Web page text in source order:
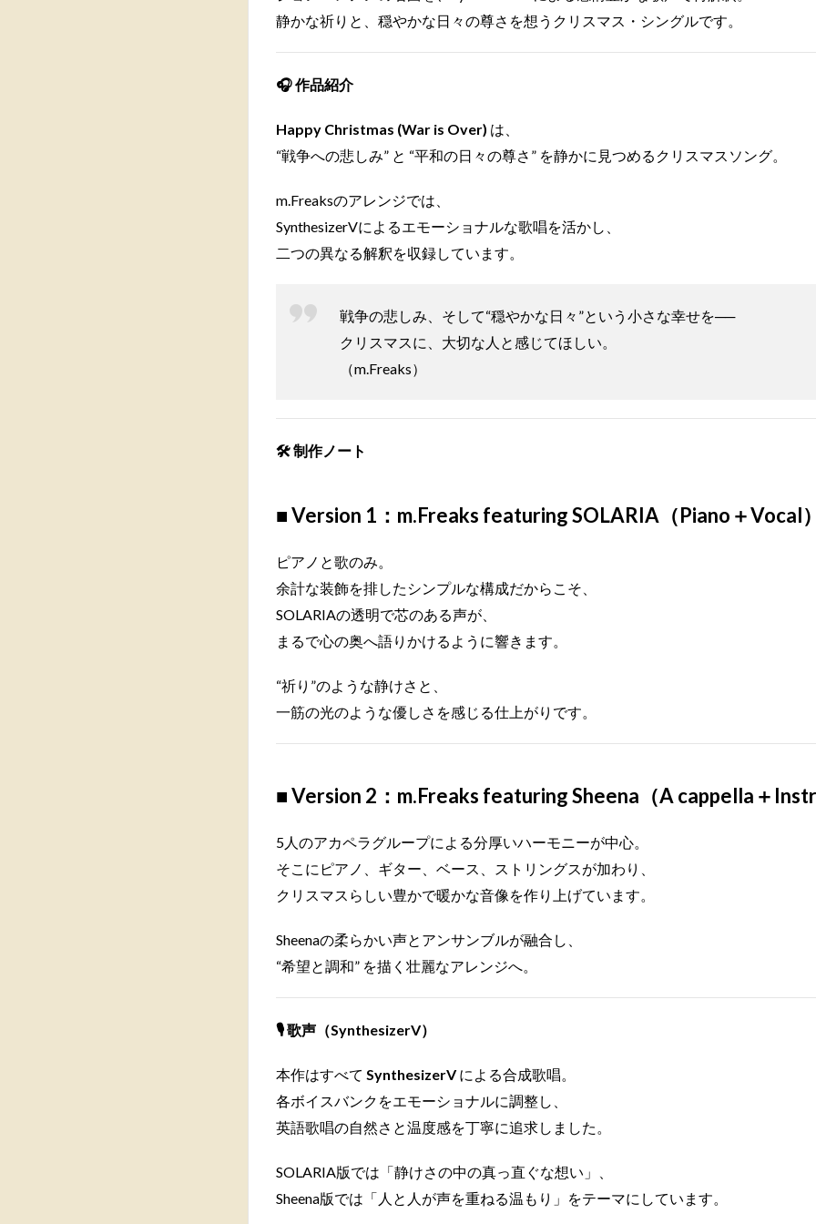
静かな祈りと、穏やかな日々の尊さを想うクリスマス・シングルです。
🎧作品紹介
Happy Christmas (War is Over) は、
“戦争への悲しみ” と “平和の日々の尊さ” を静かに見つめるクリスマスソング。
m.Freaksのアレンジでは、
SynthesizerVによるエモーショナルな歌唱を活かし、
二つの異なる解釈を収録しています。
戦争の悲しみ、そして“穏やかな日々”という小さな幸せを──
クリスマスに、大切な人と感じてほしい。
（m.Freaks）
🛠制作ノート
■Version 1：m.Freaks featuring SOLARIA（Piano＋Vocal）
ピアノと歌のみ。
余計な装飾を排したシンプルな構成だからこそ、
SOLARIAの透明で芯のある声が、
まるで心の奥へ語りかけるように響きます。
“祈り”のような静けさと、
一筋の光のような優しさを感じる仕上がりです。
■Version 2：m.Freaks featuring Sheena（A cappella＋
5人のアカペラグループによる分厚いハーモニーが中心。
そこにピアノ、ギター、ベース、ストリングスが加わり、
クリスマスらしい豊かで暖かな音像を作り上げています。
Sheenaの柔らかい声とアンサンブルが融合し、
“希望と調和” を描く壮麗なアレンジへ。
🎙歌声（SynthesizerV）
本作はすべて SynthesizerVによる合成歌唱。
各ボイスバンクをエモーショナルに調整し、
英語歌唱の自然さと温度感を丁寧に追求しました。
SOLARIA版では「静けさの中の真っ直ぐな想い」、
Sheena版では「人と人が声を重ねる温もり」をテーマにしています。